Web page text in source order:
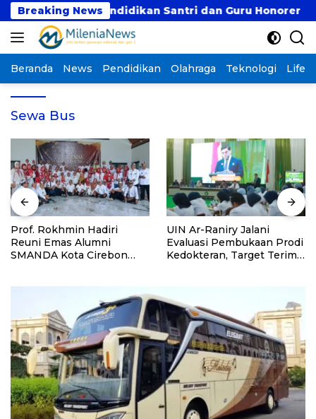
Langsung
ke
konten
Breaking News
Dukung Pendidikan Santri dan Guru Honorer
Beranda News Pendidikan Olahraga Teknologi
Sewa Bus
Prof. Rokhmin Hadiri
Reuni Emas Alumni
SMANDA Kota Cirebon
UIN Ar-Raniry Jalani
Evaluasi Pembukaan Prodi
Kedokteran, Target Terima